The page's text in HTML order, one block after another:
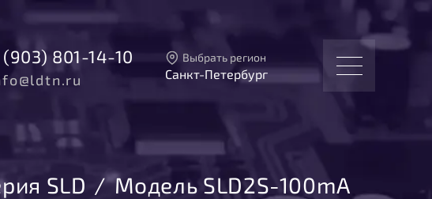
(903) 801-14-10 Выбрать регион
Санкт-Петербург
Екатеринбург
SLD Модель SLD2S-100mA